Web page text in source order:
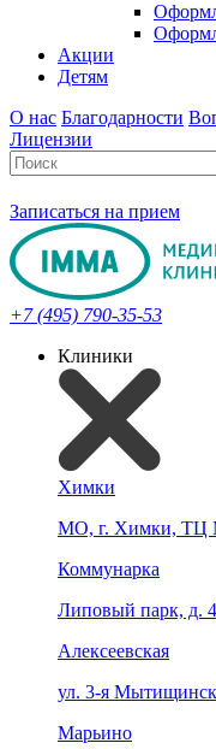
Акции
Детям
О нас Благодарности
Лицензии
Записаться на прием
+7 (495) 790-35-53
Клиники
Химки
МО, г. Химки, ТЦ
Коммунарка
Липовый парк, д.
Алексеевская
ул. 3-я
Марьино